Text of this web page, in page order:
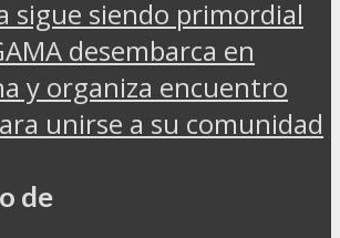
sigue siendo primordial
desembarca en
y organiza encuentro
unirse a su comunidad
de